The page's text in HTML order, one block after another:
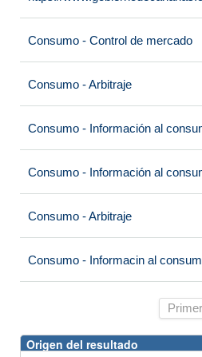
Consumo - Control de mercado
Consumo - Arbitraje
Consumo - Información al
Consumo - Información al
Consumo - Arbitraje
Consumo - Informacin al
Origen del resultado